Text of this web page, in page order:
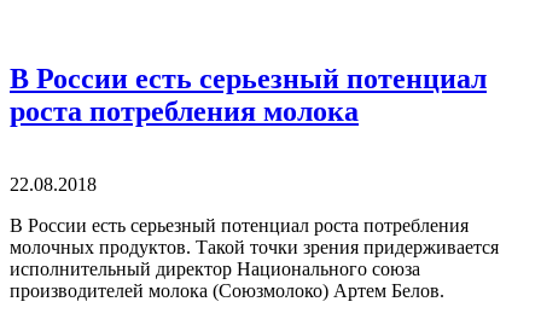
В России есть серьезный потенциал
роста потребления молока
22.08.2018
В России есть серьезный потенциал роста потребления
молочных продуктов. Такой точки зрения придерживается
исполнительный директор Национального союза
производителей молока (Союзмолоко) Артем Белов.